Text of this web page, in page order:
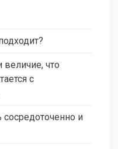
величие, что
с
сосредоточенно и